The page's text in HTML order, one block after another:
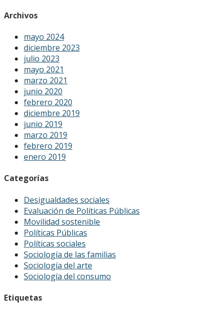
Archivos
mayo 2024
diciembre 2023
julio 2023
mayo 2021
marzo 2021
junio 2020
febrero 2020
diciembre 2019
junio 2019
marzo 2019
febrero 2019
enero 2019
Categorías
Desigualdades sociales
Evaluación de Políticas Públicas
Movilidad sostenible
Políticas Públicas
Políticas sociales
Sociología de las familias
Sociología del arte
Sociología del consumo
Etiquetas